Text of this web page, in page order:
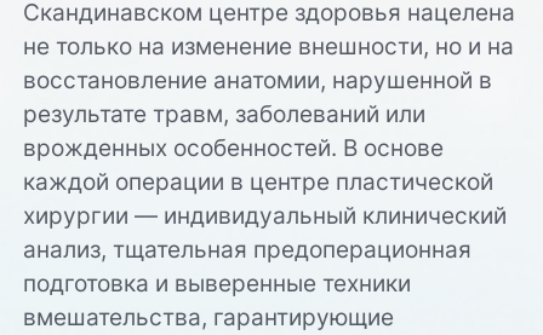
Скандинавском центре здоровья нацелена
не только на изменение внешности, но и на
восстановление анатомии, нарушенной в
результате травм, заболеваний или
врожденных особенностей. В основе
каждой операции в центре пластической
хирургии — индивидуальный клинический
анализ, тщательная предоперационная
подготовка и выверенные техники
вмешательства, гарантирующие